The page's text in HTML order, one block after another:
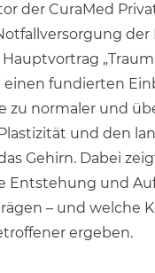
der CuraMed
einen fundierten
zu normaler und
und den
Gehirn. Dabei
Entstehung und
– und welche
ergeben.